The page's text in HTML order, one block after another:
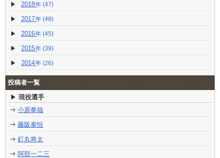
2018 (47)
2017 (48)
2016 (45)
2015 (39)
2014 (26)
投稿者一覧
現役選手
小原拳哉
藤阪泰恒
釘丸将太
阿部一二三